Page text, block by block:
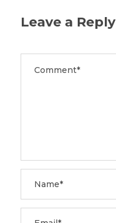
Leave a Reply